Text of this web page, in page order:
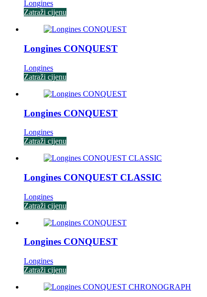
Longines
Zatraži cijenu
Longines CONQUEST
Longines
Zatraži cijenu
Longines CONQUEST
Longines
Zatraži cijenu
Longines CONQUEST CLASSIC
Longines
Zatraži cijenu
Longines CONQUEST
Longines
Zatraži cijenu